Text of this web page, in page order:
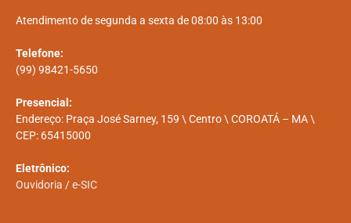
Atendimento de segunda a sexta de 08:00 às 13:00
Telefone:
(99) 98421-5650
Presencial:
Endereço: Praça José Sarney, 159 \ Centro \ COROATÁ – MA \
CEP: 65415000
Eletrônico:
Ouvidoria /e-SIC